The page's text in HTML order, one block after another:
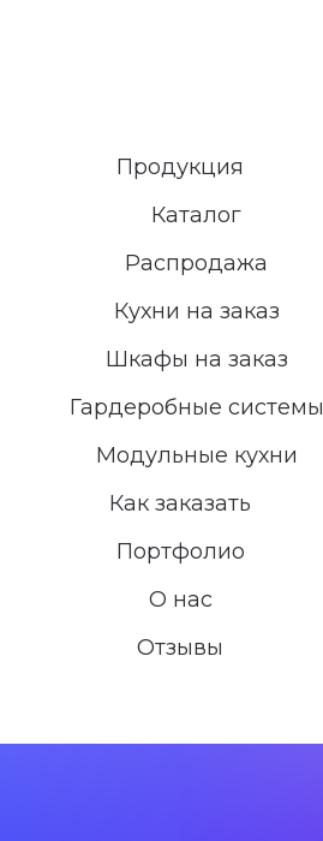
Продукция
Каталог
Распродажа
Кухни на заказ
Шкафы на заказ
Гардеробные системы
Модульные кухни
Как заказать
Портфолио
О нас
Отзывы